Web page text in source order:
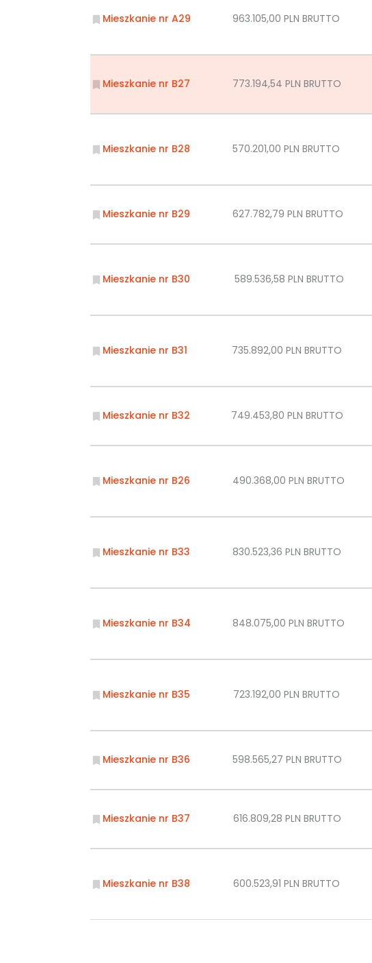
Mieszkanie nr A29 963.105,00 PLN BRUTTO
Mieszkanie nr B27 773.194,54 PLN BRUTTO
Mieszkanie nr B28 570.201,00 PLN BRUTTO
Mieszkanie nr B29 627.782,79 PLN BRUTTO
Mieszkanie nr B30 589.536,58 PLN BRUTTO
Mieszkanie nr B31 735.892,00 PLN BRUTTO
Mieszkanie nr B32 749.453,80 PLN BRUTTO
Mieszkanie nr B26 490.368,00 PLN BRUTTO
Mieszkanie nr B33 830.523,36 PLN BRUTTO
Mieszkanie nr B34 848.075,00 PLN BRUTTO
Mieszkanie nr B35 723.192,00 PLN BRUTTO
Mieszkanie nr B36 598.565,27 PLN BRUTTO
Mieszkanie nr B37 616.809,28 PLN BRUTTO
Mieszkanie nr B38 600.523,91 PLN BRUTTO